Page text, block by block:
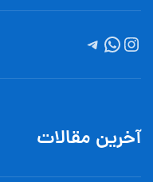
آخرین مقالات